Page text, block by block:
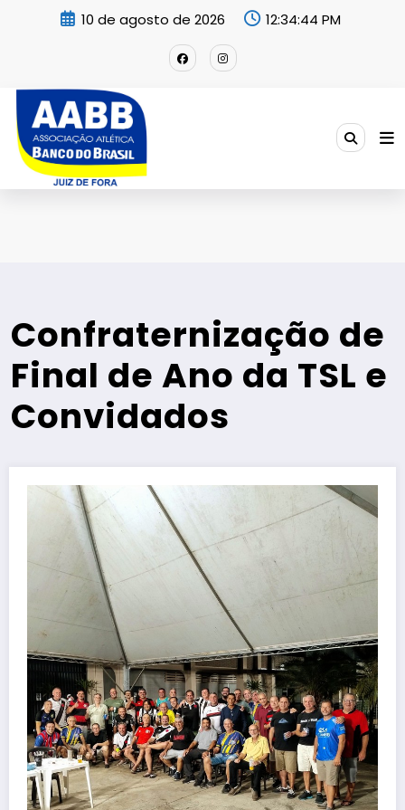
10 de agosto de 2026 12:34:47 PM
Confraternização de
Final de Ano da TSL e
Convidados